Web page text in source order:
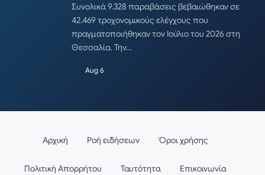
Συνολικά 9.328 παραβάσεις βεβαιώθηκαν σε
42.469 τροχονομικούς ελέγχους που
πραγματοποιήθηκαν τον Ιούλιο του 2026 στη
Θεσσαλία. Την…
Aug 6
Αρχική Ροή ειδήσεων Όροι χρήσης
Πολιτική Απορρήτου Ταυτότητα Επικοινωνία